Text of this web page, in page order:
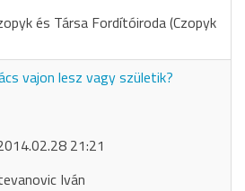
és Társa Fordítóiroda (Czopyk
vajon lesz vagy születik?
21:21
Iván